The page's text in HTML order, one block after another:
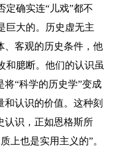
定确实连“儿戏”都不
巨大的。历史虚无主
、客观的历史条件，他
和臆断。他们的认识虽
将“科学的历史学”变成
和认识的价值。这种刻
认识，正如恩格斯所
上也是实用主义的”。